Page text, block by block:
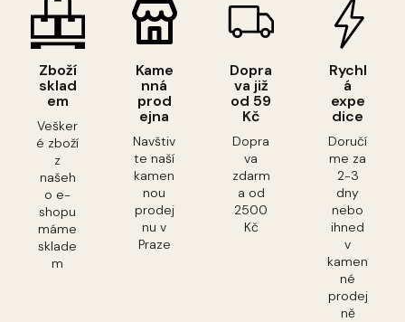
Zboží
sklad
em
Vešker
é zboží
z
našeh
o e-
shopu
máme
sklade
m
Kame
nná
prod
ejna
Navštiv
te naší
kamen
nou
prodej
nu v
Praze
Dopra
va již
od 59
Kč
Dopra
va
zdarm
a od
2500
Kč
Rychl
á
expe
dice
Doručí
me za
2-3
dny
nebo
ihned
v
kamen
né
prodej
ně